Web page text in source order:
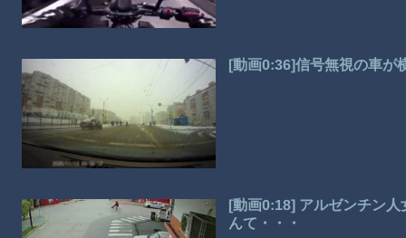
[動画0:36]信号無視の車が
[動画0:18] アルゼンチン
んて・・・